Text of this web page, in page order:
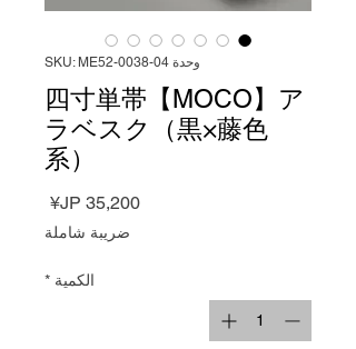
وحدة SKU: ME52-0038-04
四寸単帯【MOCO】ア
ラベスク（黒×藤色
系）
السعر
ضريبة شاملة
الكمية *